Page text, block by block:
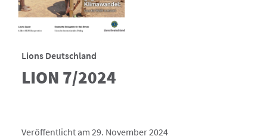
Lions Deutschland
LION 7/2024
Veröffentlicht am 29. November 2024